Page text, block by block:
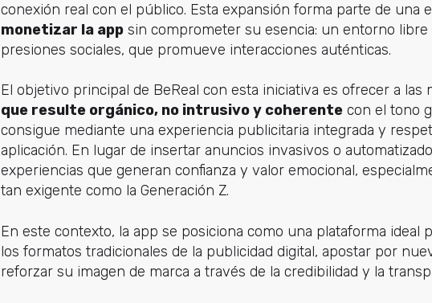
conexión real con el público. Esta expansión forma parte de una
monetizar la app sin comprometer su esencia: un entorno libre
presiones sociales, que promueve interacciones auténticas.
El objetivo principal de BeReal con esta iniciativa es ofrecer a las
que resulte orgánico, no intrusivo y coherente con el tono
consigue mediante una experiencia publicitaria integrada y
aplicación. En lugar de insertar anuncios invasivos o
experiencias que generan confianza y valor emocional,
tan exigente como la Generación Z.
En este contexto, la app se posiciona como una plataforma ideal
los formatos tradicionales de la publicidad digital, apostar por
reforzar su imagen de marca a través de la credibilidad y la